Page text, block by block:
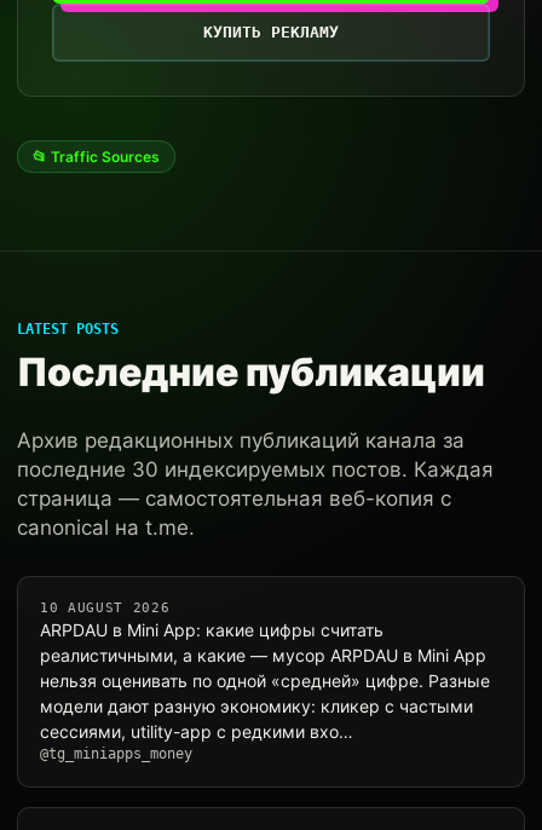
КУПИТЬ РЕКЛАМУ
📂 Traffic Sources
LATEST POSTS
Последние публикации
Архив редакционных публикаций канала за
последние 30 индексируемых постов. Каждая
страница — самостоятельная веб-копия с
canonical на t.me.
10 AUGUST 2026
ARPDAU в Mini App: какие цифры считать
реалистичными, а какие — мусор ARPDAU в Mini App
нельзя оценивать по одной «средней» цифре. Разные
модели дают разную экономику: кликер с частыми
сессиями, utility-app с редкими вхо…
@tg_miniapps_money